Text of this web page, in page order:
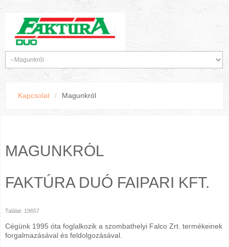
Kapcsolat / Magunkról
MAGUNKRÓL
FAKTÚRA DUÓ FAIPARI KFT.
Találat: 19657
Cégünk 1995 óta foglalkozik a szombathelyi Falco Zrt. termékeinek
forgalmazásával és feldolgozásával.